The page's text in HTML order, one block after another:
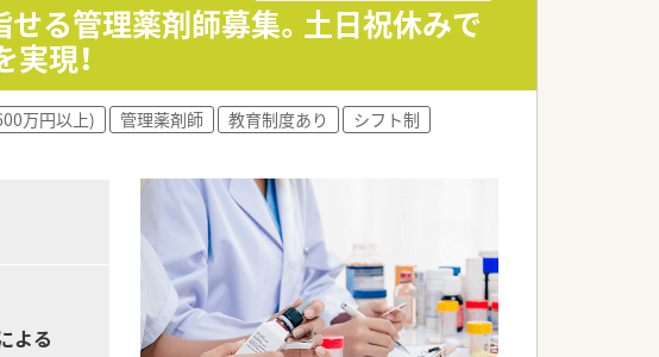
せる管理薬剤師募集。土日祝休みで
現！
万円以上) 管理薬剤師 教育制度あり
シフト制
よる